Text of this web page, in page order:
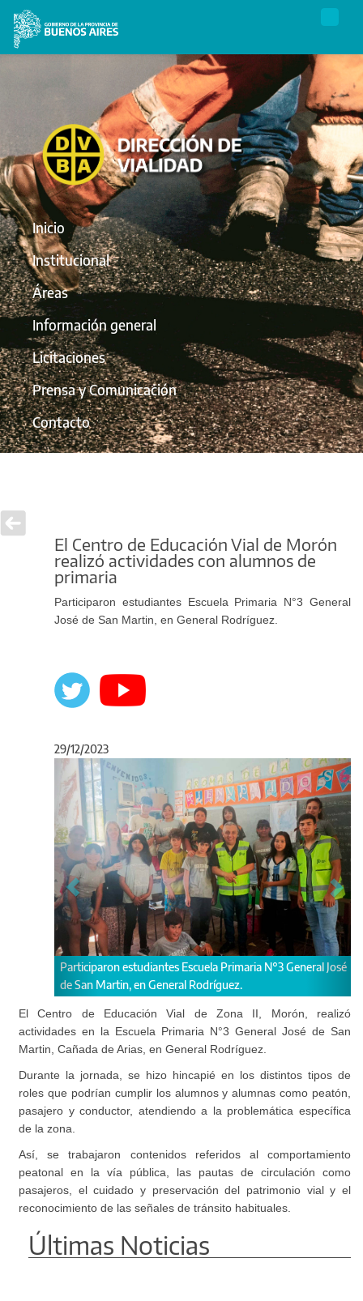
Inicio
Institucional
Áreas
Información general
Licitaciones
Prensa y Comunicación
Contacto
El Centro de Educación Vial de Morón
realizó actividades con alumnos de
primaria
Participaron estudiantes Escuela Primaria N°3 General
José de San Martin, en General Rodríguez.
29/12/2023
estudiantes Escuela Primaria N°3 General José
Martin, en General Rodríguez.
Se trabajaron
Anterior
El Centro de Educación Vial de Zona II, Morón, realizó
actividades en la Escuela Primaria N°3 General José de San
Martin, Cañada de Arias, en General Rodríguez.
Durante la jornada, se hizo hincapié en los distintos tipos de
roles que podrían cumplir los alumnos y alumnas como peatón,
pasajero y conductor, atendiendo a la problemática específica
de la zona.
Así, se trabajaron contenidos referidos al comportamiento
peatonal en la vía pública, las pautas de circulación como
pasajeros, el cuidado y preservación del patrimonio vial y el
reconocimiento de las señales de tránsito habituales.
Últimas Noticias